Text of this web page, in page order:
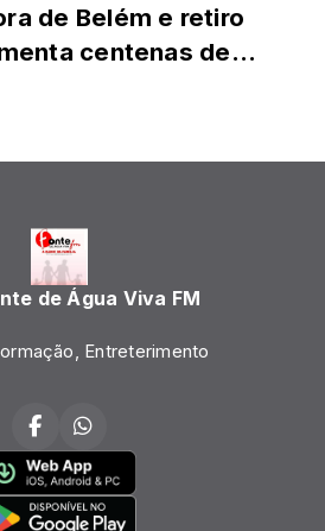
de Belém e retiro
centenas de
de Água Viva FM
Entreterimento